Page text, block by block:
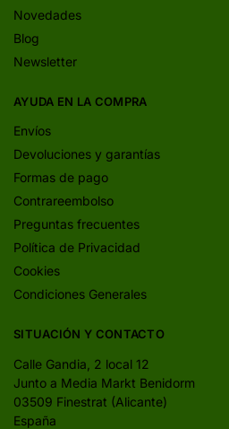
Novedades
Blog
Newsletter
AYUDA EN LA COMPRA
Envíos
Devoluciones y garantías
Formas de pago
Contrareembolso
Preguntas frecuentes
Política de Privacidad
Cookies
Condiciones Generales
SITUACIÓN Y CONTACTO
Calle Gandia, 2 local 12
Junto a Media Markt Benidorm
03509 Finestrat (Alicante)
España